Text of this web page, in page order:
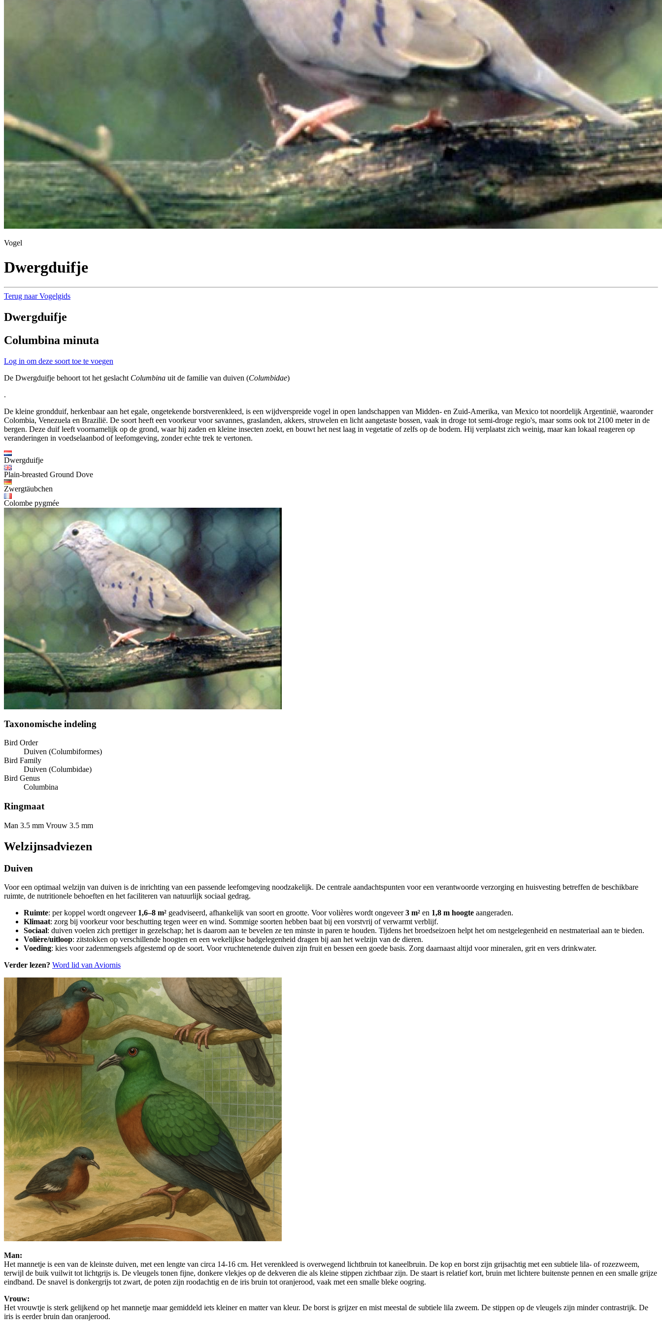
Vogel
Dwergduifje
Terug naar Vogelgids
Dwergduifje
Columbina minuta
Log in om deze soort toe te voegen
De Dwergduifje behoort tot het geslacht Columbina uit de familie van duiven (Columbidae)
.
De kleine grondduif, herkenbaar aan het egale, ongetekende borstverenkleed, is een wijdverspreide vogel in open landschappen van Midden- en Zuid-Amerika, van Mexico tot noordelijk Argentinië, waaronder
Colombia, Venezuela en Brazilië. De soort heeft een voorkeur voor savannes, graslanden, akkers, struwelen en licht aangetaste bossen, vaak in droge tot semi-droge regio's, maar soms ook tot 2100 meter in de
bergen. Deze duif leeft voornamelijk op de grond, waar hij zaden en kleine insecten zoekt, en bouwt het nest laag in vegetatie of zelfs op de bodem. Hij verplaatst zich weinig, maar kan lokaal reageren op
veranderingen in voedselaanbod of leefomgeving, zonder echte trek te vertonen.
Dwergduifje
Plain-breasted Ground Dove
Zwergtäubchen
Colombe pygmée
Taxonomische indeling
Bird Order
Duiven (Columbiformes)
Bird Family
Duiven (Columbidae)
Bird Genus
Columbina
Ringmaat
Man 3.5 mm Vrouw 3.5 mm
Welzijnsadviezen
Duiven
Voor een optimaal welzijn van duiven is de inrichting van een passende leefomgeving noodzakelijk. De centrale aandachtspunten voor een verantwoorde verzorging en huisvesting betreffen de beschikbare
ruimte, de nutritionele behoeften en het faciliteren van natuurlijk sociaal gedrag.
Ruimte: per koppel wordt ongeveer 1,6–8 m² geadviseerd, afhankelijk van soort en grootte. Voor volières wordt ongeveer3 m² en 1,8 m hoogte aangeraden.
Klimaat: zorg bij voorkeur voor beschutting tegen weer en wind. Sommige soorten hebben baat bij een vorstvrij of verwarmt verblijf.
Sociaal: duiven voelen zich prettiger in gezelschap; het is daarom aan te bevelen ze ten minste in paren te houden. Tijdens het broedseizoen helpt het om nestgelegenheid en nestmateriaal aan te bieden.
Volière/uitloop: zitstokken op verschillende hoogten en een wekelijkse badgelegenheid dragen bij aan het welzijn van de dieren.
Voeding: kies voor zadenmengsels afgestemd op de soort. Voor vruchtenetende duiven zijn fruit en bessen een goede basis. Zorg daarnaast altijd voor mineralen, grit en vers drinkwater.
Verder lezen? Word lid van Aviornis
Man:
Het mannetje is een van de kleinste duiven, met een lengte van circa 14-16 cm. Het verenkleed is overwegend lichtbruin tot kaneelbruin. De kop en borst zijn grijsachtig met een subtiele lila- of rozezweem,
terwijl de buik vuilwit tot lichtgrijs is. De vleugels tonen fijne, donkere vlekjes op de dekveren die als kleine stippen zichtbaar zijn. De staart is relatief kort, bruin met lichtere buitenste pennen en een smalle grijze
eindband. De snavel is donkergrijs tot zwart, de poten zijn roodachtig en de iris bruin tot oranjerood, vaak met een smalle bleke oogring.
Vrouw:
Het vrouwtje is sterk gelijkend op het mannetje maar gemiddeld iets kleiner en matter van kleur. De borst is grijzer en mist meestal de subtiele lila zweem. De stippen op de vleugels zijn minder contrastrijk. De
iris is eerder bruin dan oranjerood.